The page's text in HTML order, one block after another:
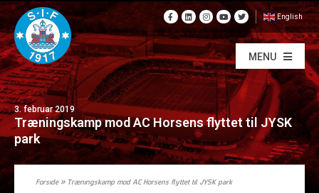
English
MENU
3. februar 2019
Træningskamp mod AC Horsens flyttet til JYSK
park
Forside» Træningskamp mod AC Horsens flyttet til JYSK park